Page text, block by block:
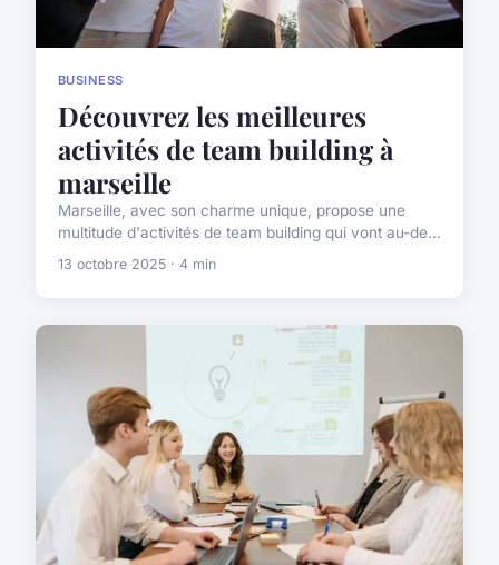
BUSINESS
Découvrez les meilleures
activités de team building à
marseille
Marseille, avec son charme unique, propose une
multitude d'activités de team building qui vont au-de...
13 octobre 2025 · 4 min